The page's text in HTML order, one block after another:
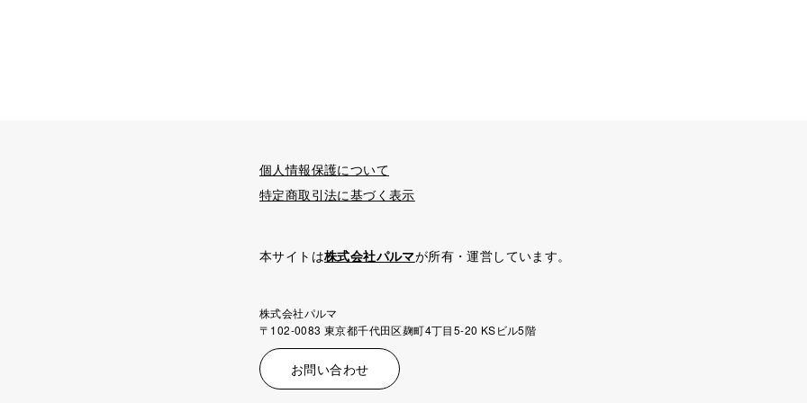
個人情報保護について
特定商取引法に基づく表示
本サイトは株式会社パルマが所有・運営しています。
株式会社パルマ
〒102-0083 東京都千代田区麹町4丁目5-20 KSビル5階
お問い合わせ